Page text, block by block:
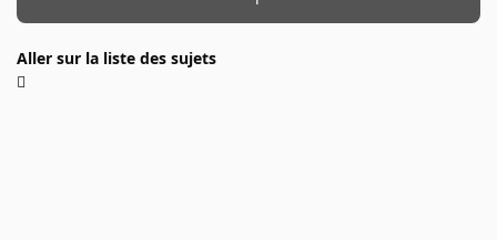
Aller sur la liste des sujets